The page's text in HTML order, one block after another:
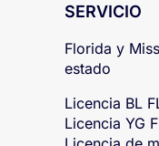
SERVICIO
Florida y
estado
Licencia BL
Licencia YG